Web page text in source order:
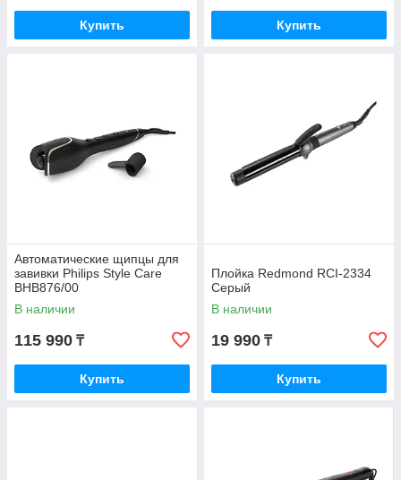
Купить Купить
Автоматические щипцы для
завивки Philips Style Care
BHB876/00
В наличии
115 990 ₸
Купить
Плойка Redmond RCI-2334
Серый
В наличии
19 990 ₸
Купить